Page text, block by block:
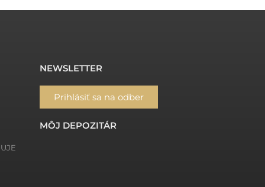
NEWSLETTER
Prihlásiť sa na odber
MÔJ DEPOZITÁR